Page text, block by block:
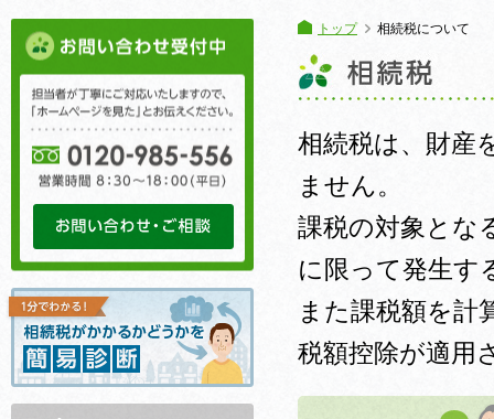
トップ 相続税について
相続税は、財産
ません。
課税の対象とな
に限って発生す
また課税額を計
税額控除が適用